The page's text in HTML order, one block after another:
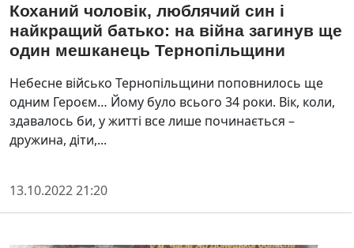
Коханий чоловік, люблячий син і
найкращий батько: на війна загинув ще
один мешканець Тернопільщини
Небесне військо Тернопільщини поповнилось ще
одним Героєм… Йому було всього 34 роки. Вік, коли,
здавалось би, у житті все лише починається –
дружина, діти,...
13.10.2022 21:20